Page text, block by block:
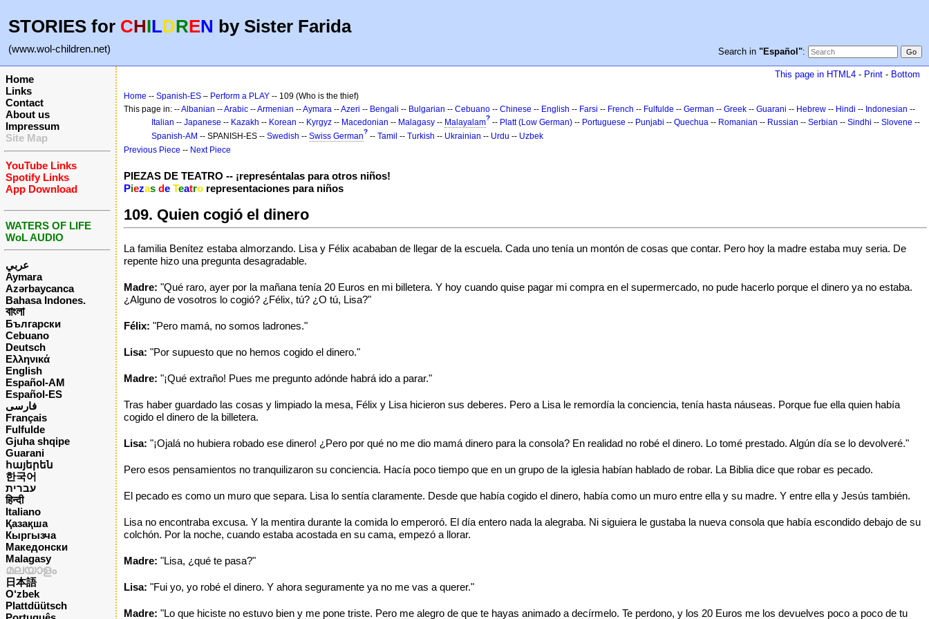
STORIES for CHILDREN by Sister Farida
(www.wol-children.net) Search in "Español":
Home
Links
Contact
About us
Impressum
Site Map
YouTube Links
Spotify Links
App Download
WATERS OF LIFE
WoL AUDIO
عربي
Aymara
Azərbaycanca
Bahasa Indones.
বাংলা
Български
Cebuano
Deutsch
Ελληνικά
English
Español-AM
Español-ES
فارسی
Français
Fulfulde
Gjuha shqipe
Guarani
հայերեն
한국어
עברית
हिन्दी
Italiano
Қазақша
Кыргызча
Македонски
Malagasy
മലയാളം
日本語
O‘zbek
Plattdüütsch
This page in HTML4 - Print - Bottom
Home -- Spanish-ES – Perform a PLAY -- 109 (Who is the thief)
This page in: --Albanian --Arabic --Armenian --Aymara --Azeri -- Bengali -- Bulgarian -- Cebuano -- Chinese -- English -- Farsi -- French -- Fulfulde -- German -- Greek -- Guarani -- Hebrew -- Hindi -- Indonesian --
Italian -- Japanese -- Kazakh -- Korean -- Kyrgyz -- Macedonian -- Malagasy -- Malayalam? -- Platt (Low German) -- Portuguese -- Punjabi -- Quechua -- Romanian -- Russian -- Serbian -- Sindhi -- Slovene --
Spanish-AM -- SPANISH-ES -- Swedish -- Swiss German? -- Tamil -- Turkish -- Ukrainian -- Urdu -- Uzbek
Previous Piece -- Next Piece
PIEZAS DE TEATRO -- ¡represéntalas para otros niños!
Piezas de Teatro representaciones para niños
109. Quien cogió el dinero
La familia Benítez estaba almorzando. Lisa y Félix acababan de llegar de la escuela. Cada uno tenía un montón de cosas que contar. Pero hoy la madre estaba muy seria. De
repente hizo una pregunta desagradable.
Madre: "Qué raro, ayer por la mañana tenía 20 Euros en mi billetera. Y hoy cuando quise pagar mi compra en el supermercado, no pude hacerlo porque el dinero ya no estaba.
¿Alguno de vosotros lo cogió? ¿Félix, tú? ¿O tú, Lisa?"
Félix: "Pero mamá, no somos ladrones."
Lisa: "Por supuesto que no hemos cogido el dinero."
Madre: "¡Qué extraño! Pues me pregunto adónde habrá ido a parar."
Tras haber guardado las cosas y limpiado la mesa, Félix y Lisa hicieron sus deberes. Pero a Lisa le remordía la conciencia, tenía hasta náuseas. Porque fue ella quien había
cogido el dinero de la billetera.
Lisa: "¡Ojalá no hubiera robado ese dinero! ¿Pero por qué no me dio mamá dinero para la consola? En realidad no robé el dinero. Lo tomé prestado. Algún día se lo devolveré."
Pero esos pensamientos no tranquilizaron su conciencia. Hacía poco tiempo que en un grupo de la iglesia habían hablado de robar. La Biblia dice que robar es pecado.
El pecado es como un muro que separa. Lisa lo sentía claramente. Desde que había cogido el dinero, había como un muro entre ella y su madre. Y entre ella y Jesús también.
Lisa no encontraba excusa. Y la mentira durante la comida lo emperoró. El día entero nada la alegraba. Ni siguiera le gustaba la nueva consola que había escondido debajo de su
colchón. Por la noche, cuando estaba acostada en su cama, empezó a llorar.
Madre: "Lisa, ¿qué te pasa?"
Lisa: "Fui yo, yo robé el dinero. Y ahora seguramente ya no me vas a querer."
Madre: "Lo que hiciste no estuvo bien y me pone triste. Pero me alegro de que te hayas animado a decírmelo. Te perdono, y los 20 Euros me los devuelves poco a poco de tu